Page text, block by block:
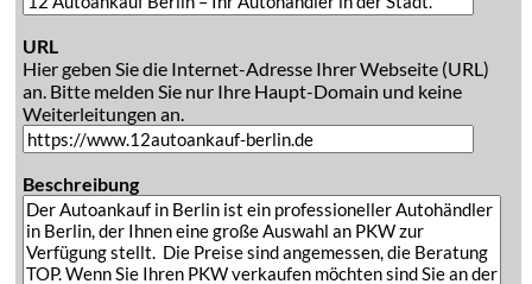
URL
Hier geben Sie die Internet-Adresse Ihrer Webseite (URL)
an. Bitte melden Sie nur Ihre Haupt-Domain und keine
Weiterleitungen an.
Beschreibung